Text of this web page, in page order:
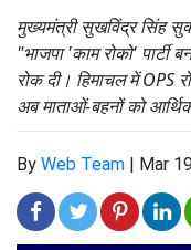
मुख्यमंत्री सुखविंद्र सिंह
"भाजपा 'काम रोको'
रोक दी। हिमाचल में OPS
अब माताओं-बहनों को
By Web Team | Mar